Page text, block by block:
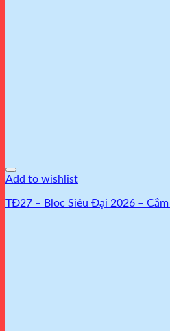
Add to wishlist
TĐ27 – Bloc Siêu Đại 2026 –